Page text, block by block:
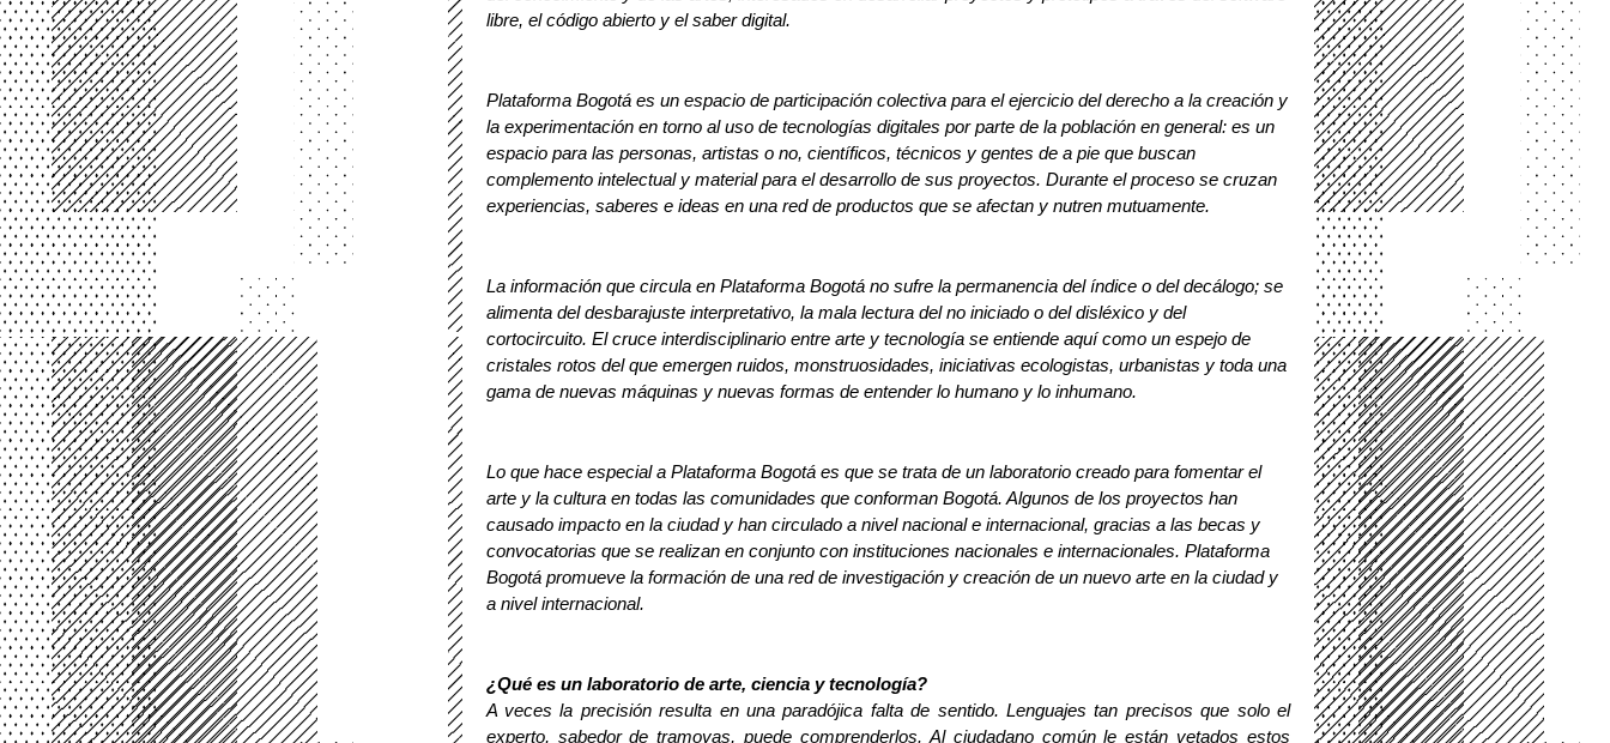
libre, el código abierto y el saber digital.
Plataforma Bogotá es un espacio de participación colectiva para el ejercicio del derecho a la creación y
la experimentación en torno al uso de tecnologías digitales por parte de la población en general: es un
espacio para las personas, artistas o no, científicos, técnicos y gentes de a pie que buscan
complemento intelectual y material para el desarrollo de sus proyectos. Durante el proceso se cruzan
experiencias, saberes e ideas en una red de productos que se afectan y nutren mutuamente.
La información que circula en Plataforma Bogotá no sufre la permanencia del índice o del decálogo; se
alimenta del desbarajuste interpretativo, la mala lectura del no iniciado o del disléxico y del
cortocircuito. El cruce interdisciplinario entre arte y tecnología se entiende aquí como un espejo de
cristales rotos del que emergen ruidos, monstruosidades, iniciativas ecologistas, urbanistas y toda una
gama de nuevas máquinas y nuevas formas de entender lo humano y lo inhumano.
Lo que hace especial a Plataforma Bogotá es que se trata de un laboratorio creado para fomentar el
arte y la cultura en todas las comunidades que conforman Bogotá. Algunos de los proyectos han
causado impacto en la ciudad y han circulado a nivel nacional e internacional, gracias a las becas y
convocatorias que se realizan en conjunto con instituciones nacionales e internacionales. Plataforma
Bogotá promueve la formación de una red de investigación y creación de un nuevo arte en la ciudad y
a nivel internacional.
¿Qué es un laboratorio de arte, ciencia y tecnología?
A veces la precisión resulta en una paradójica falta de sentido. Lenguajes tan precisos que solo el
experto, sabedor de tramoyas, puede comprenderlos. Al ciudadano común le están vetados estos